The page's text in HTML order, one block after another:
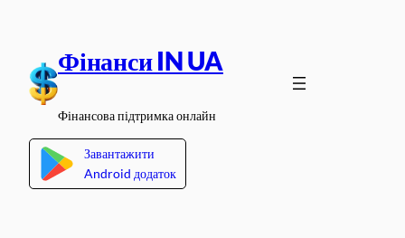
вмісту
Фінанси IN UA
Фінансова підтримка онлайн
Завантажити
Android додаток